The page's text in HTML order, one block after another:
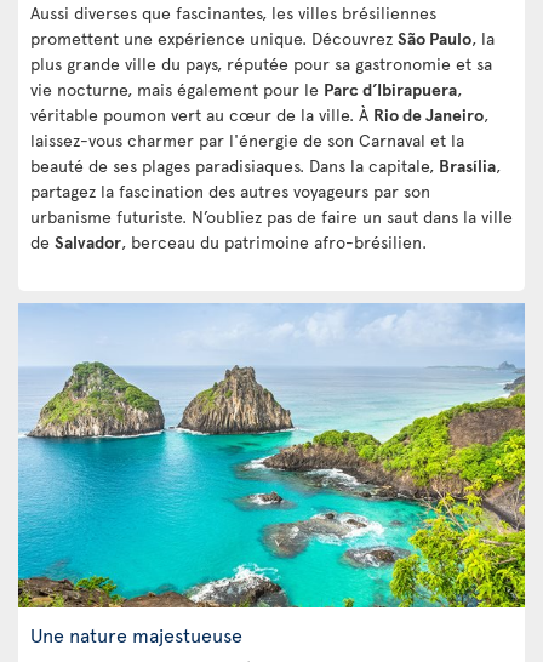
Aussi diverses que fascinantes, les villes brésiliennes
promettent une expérience unique. Découvrez São Paulo, la
plus grande ville du pays, réputée pour sa gastronomie et sa
vie nocturne, mais également pour le Parc d’Ibirapuera,
véritable poumon vert au cœur de la ville. À Rio de Janeiro,
laissez-vous charmer par l'énergie de son Carnaval et la
beauté de ses plages paradisiaques. Dans la capitale, Brasília,
partagez la fascination des autres voyageurs par son
urbanisme futuriste. N’oubliez pas de faire un saut dans la ville
de Salvador, berceau du patrimoine afro-brésilien.
Une nature majestueuse